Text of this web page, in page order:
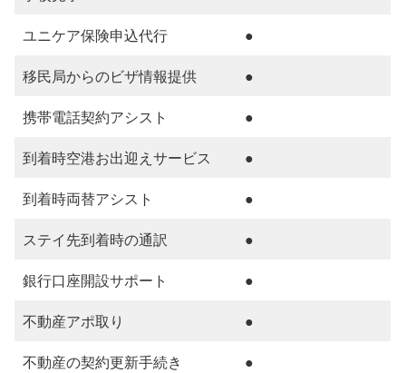
ユニケア保険申込代行 ●
移民局からのビザ情報提供 ●
携帯電話契約アシスト ●
到着時空港お出迎えサービス ●
到着時両替アシスト ●
ステイ先到着時の通訳 ●
銀行口座開設サポート ●
不動産アポ取り ●
不動産の契約更新手続き ●